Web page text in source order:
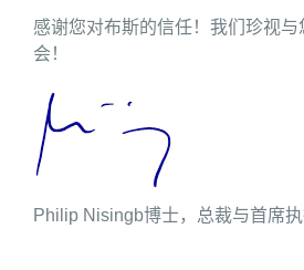
感谢您对布斯的信任！我们珍视
会！
Philip Nisingb博士，总裁与首席